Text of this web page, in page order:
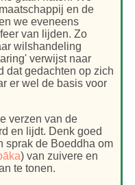
en de
we eveneens
van lijden. Zo
wilshandeling
verwijst naar
dat gedachten op zich
er wel de basis voor
verzen van de
en lijdt. Denk goed
sprak de Boeddha om
) van zuivere en
te tonen.